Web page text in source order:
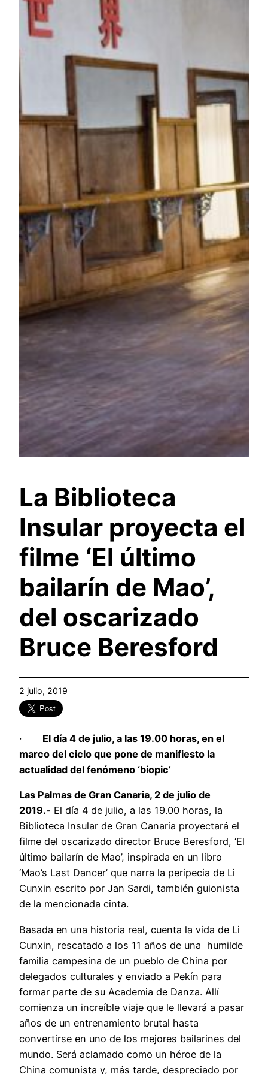
La Biblioteca
Insular proyecta el
filme ‘El último
bailarín de Mao’,
del oscarizado
Bruce Beresford
2 julio, 2019
· El día 4 de julio, a las 19.00 horas, en el
marco del ciclo que pone de manifiesto la
actualidad del fenómeno ‘biopic’
Las Palmas de Gran Canaria, 2 de julio de
2019.- El día 4 de julio, a las 19.00 horas, la
Biblioteca Insular de Gran Canaria proyectará el
filme del oscarizado director Bruce Beresford, ‘El
último bailarín de Mao’, inspirada en un libro
‘Mao’s Last Dancer’ que narra la peripecia de Li
Cunxin escrito por Jan Sardi, también guionista
de la mencionada cinta.
Basada en una historia real, cuenta la vida de Li
Cunxin, rescatado a los 11 años de una humilde
familia campesina de un pueblo de China por
delegados culturales y enviado a Pekín para
formar parte de su Academia de Danza. Allí
comienza un increíble viaje que le llevará a pasar
años de un entrenamiento brutal hasta
convertirse en uno de los mejores bailarines del
mundo. Será aclamado como un héroe de la
China comunista y, más tarde, despreciado por